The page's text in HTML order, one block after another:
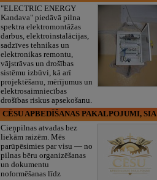
"ELECTRIC ENERGY
Kandava" piedāvā pilna
spektra elektromontāžas
darbus, elektroinstalācijas,
sadzīves tehnikas un
elektronikas remontu,
vājstrāvas un drošības
sistēmu izbūvi, kā arī
projektēšanu, mērījumus un
elektrosaimniecības
drošības riskus apsekošanu.
CĒSU APBEDĪŠANAS PAKALPOJUMI, SIA
Cieņpilnas atvadas bez
liekām raizēm. Mēs
parūpēsimies par visu — no
pilnas bēru organizēšanas
un dokumentu
noformēšanas līdz